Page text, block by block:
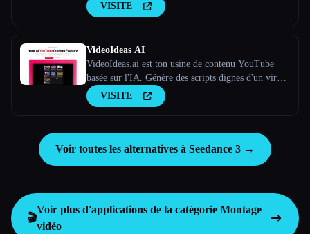
VISITE
VideoIdeas AI
VideoIdeas.ai est ton usine de contenu YouTube
basée sur l'IA. Génère des scripts dignes d'un virus,
de nouvelles idées de vidéos et du contenu captivant
en quelques minutes.
VISITE
Voir toutes les alternatives à Seedance 3 →
🎬
Voir plus d'applications de la catégorie Montage
vidéo